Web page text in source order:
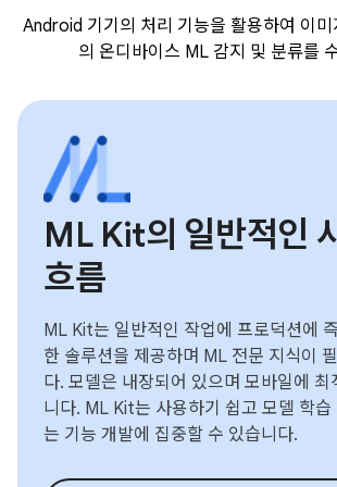
Android 기기의 처리 기능을 활용하여 이
의 온디바이스 ML 감지 및 분류를
ML Kit의 일반적인
흐름
ML Kit는 일반적인 작업에 프로덕션에
한 솔루션을 제공하며 ML 전문 지식이
다. 모델은 내장되어 있으며 모바일에 최
니다. ML Kit는 사용하기 쉽고 모델 학습
는 기능 개발에 집중할 수 있습니다.